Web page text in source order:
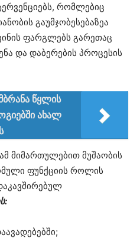
რომლებიც
გაუმჯობესებაზეა
ფარგლებს გარეთაც
და დაბერების პროცესის
წყლის
ახალ
მიმართულებით მუშაობის
ფუნქციის როლის